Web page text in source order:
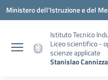
Vai ai contenuti
Vai al menu di navigazione
Vai al footer
Ministero dell'Istruzione e del
Istituto Tecnico
Liceo scientifico -
scienze applicate
Stanislao